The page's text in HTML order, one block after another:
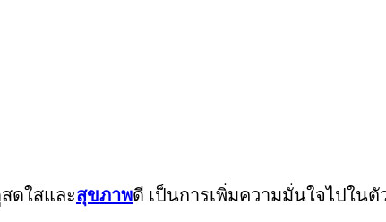
ดใสและสุขภาพดี เป็นการเพิ่มความมั่นใจไปใน